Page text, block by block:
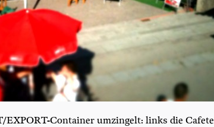
Con­tai­ner umzin­gelt: links die